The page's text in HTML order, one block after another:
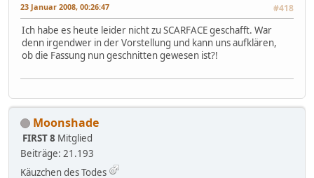
23 Januar 2008, 00:26:47 #418
Ich habe es heute leider nicht zu SCARFACE geschafft. War
denn irgendwer in der Vorstellung und kann uns aufklären,
ob die Fassung nun geschnitten gewesen ist?!
Moonshade
FIRST 8 Mitglied
Beiträge: 21.193
Käuzchen des Todes